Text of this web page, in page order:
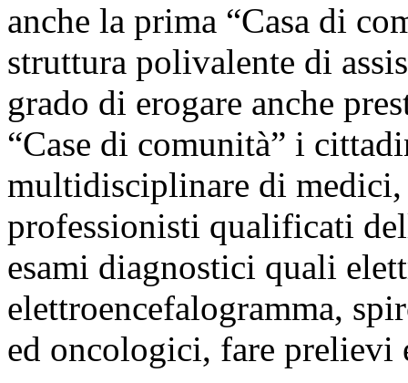
anche la prima “Casa di
struttura polivalente di
grado di erogare anche
“Case di comunità” i
multidisciplinare di
professionisti qualificati
esami diagnostici quali
elettroencefalogramma,
ed oncologici, fare prelievi